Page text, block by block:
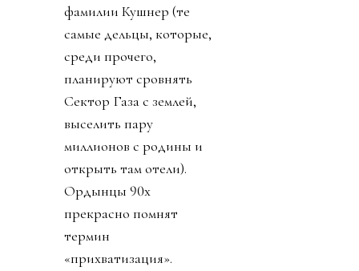
фамилии Кушнер (те
самые дельцы, которые,
среди прочего,
планируют сровнять
Сектор Газа с землей,
выселить пару
миллионов с родины и
открыть там отели).
Ордынцы 90х
прекрасно помнят
термин
«прихватизация».